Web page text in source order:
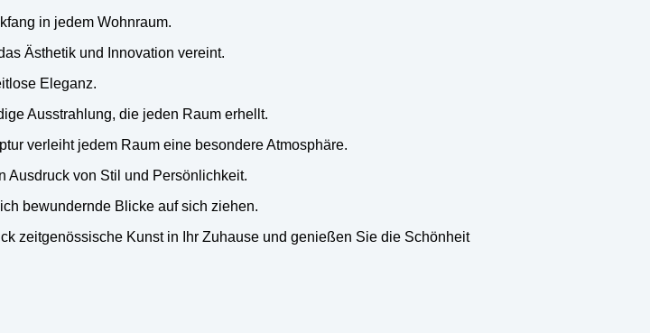
in jedem Wohnraum.
Ästhetik und Innovation vereint.
Eleganz.
Ausstrahlung, die jeden Raum erhellt.
verleiht jedem Raum eine besondere Atmosphäre.
Ausdruck von Stil und Persönlichkeit.
bewundernde Blicke auf sich ziehen.
zeitgenössische Kunst in Ihr Zuhause und genießen Sie die Schönheit